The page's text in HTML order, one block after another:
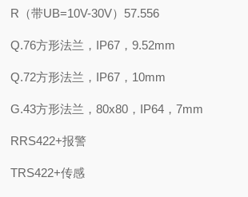
R（带UB=10V-30V）57.556
Q.76方形法兰，IP67，9.52mm
Q.72方形法兰，IP67，10mm
G.43方形法兰，80x80，IP64，7mm
RRS422+报警
TRS422+传感